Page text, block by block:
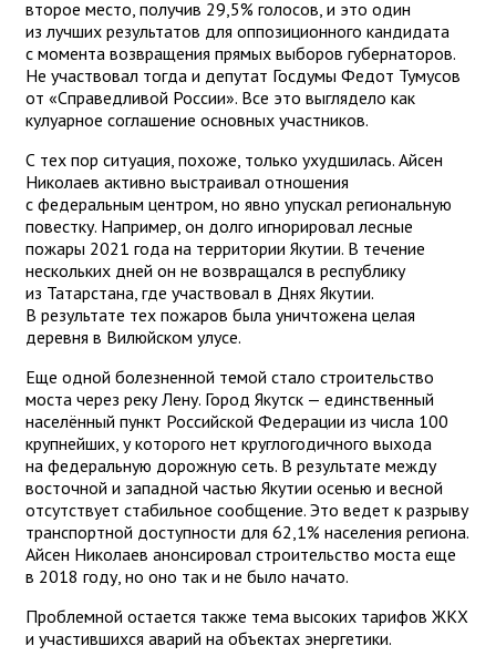
второе место, получив 29,5% голосов, и это один
из лучших результатов для оппозиционного кандидата
с момента возвращения прямых выборов губернаторов.
Не участвовал тогда и депутат Госдумы Федот Тумусов
от «Справедливой России». Все это выглядело как
кулуарное соглашение основных участников.
С тех пор ситуация, похоже, только ухудшилась. Айсен
Николаев активно выстраивал отношения
с федеральным центром, но явно упускал региональную
повестку. Например, он долго игнорировал лесные
пожары 2021 года на территории Якутии. В течение
нескольких дней он не возвращался в республику
из Татарстана, где участвовал в Днях Якутии.
В результате тех пожаров была уничтожена целая
деревня в Вилюйском улусе.
Еще одной болезненной темой стало строительство
моста через реку Лену. Город Якутск — единственный
населённый пункт Российской Федерации из числа 100
крупнейших, у которого нет круглогодичного выхода
на федеральную дорожную сеть. В результате между
восточной и западной частью Якутии осенью и весной
отсутствует стабильное сообщение. Это ведет к разрыву
транспортной доступности для 62,1% населения региона.
Айсен Николаев анонсировал строительство моста еще
в 2018 году, но оно так и не было начато.
Проблемной остается также тема высоких тарифов ЖКХ
и участившихся аварий на объектах энергетики.